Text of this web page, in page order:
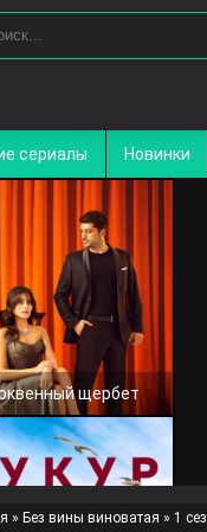
сериалы Новинки
щербет
» Без вины виноватая » 1